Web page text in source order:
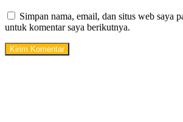
Simpan nama, email, dan situs web saya
untuk komentar saya berikutnya.